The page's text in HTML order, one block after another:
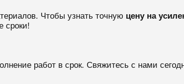
Чтобы узнать точную цену на
сроки!
работ в срок. Свяжитесь с нами